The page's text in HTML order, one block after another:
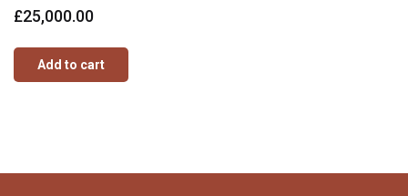
£25,000.00
Add to cart